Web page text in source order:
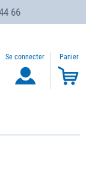
66
Se connecter Panier